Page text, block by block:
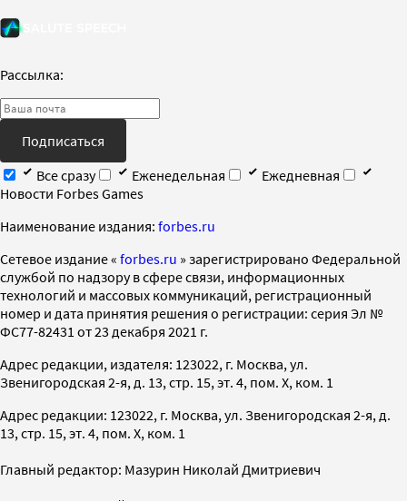
Рассылка:
Подписаться
Все сразу
Еженедельная
Ежедневная
Новости Forbes Games
Наименование издания: forbes.ru
Cетевое издание « forbes.ru » зарегистрировано Федеральной
службой по надзору в сфере связи, информационных
технологий и массовых коммуникаций, регистрационный
номер и дата принятия решения о регистрации: серия Эл №
ФС77-82431 от 23 декабря 2021 г.
Адрес редакции, издателя: 123022, г. Москва, ул.
Звенигородская 2-я, д. 13, стр. 15, эт. 4, пом. X, ком. 1
Адрес редакции: 123022, г. Москва, ул. Звенигородская 2-я, д.
13, стр. 15, эт. 4, пом. X, ком. 1
Главный редактор: Мазурин Николай Дмитриевич